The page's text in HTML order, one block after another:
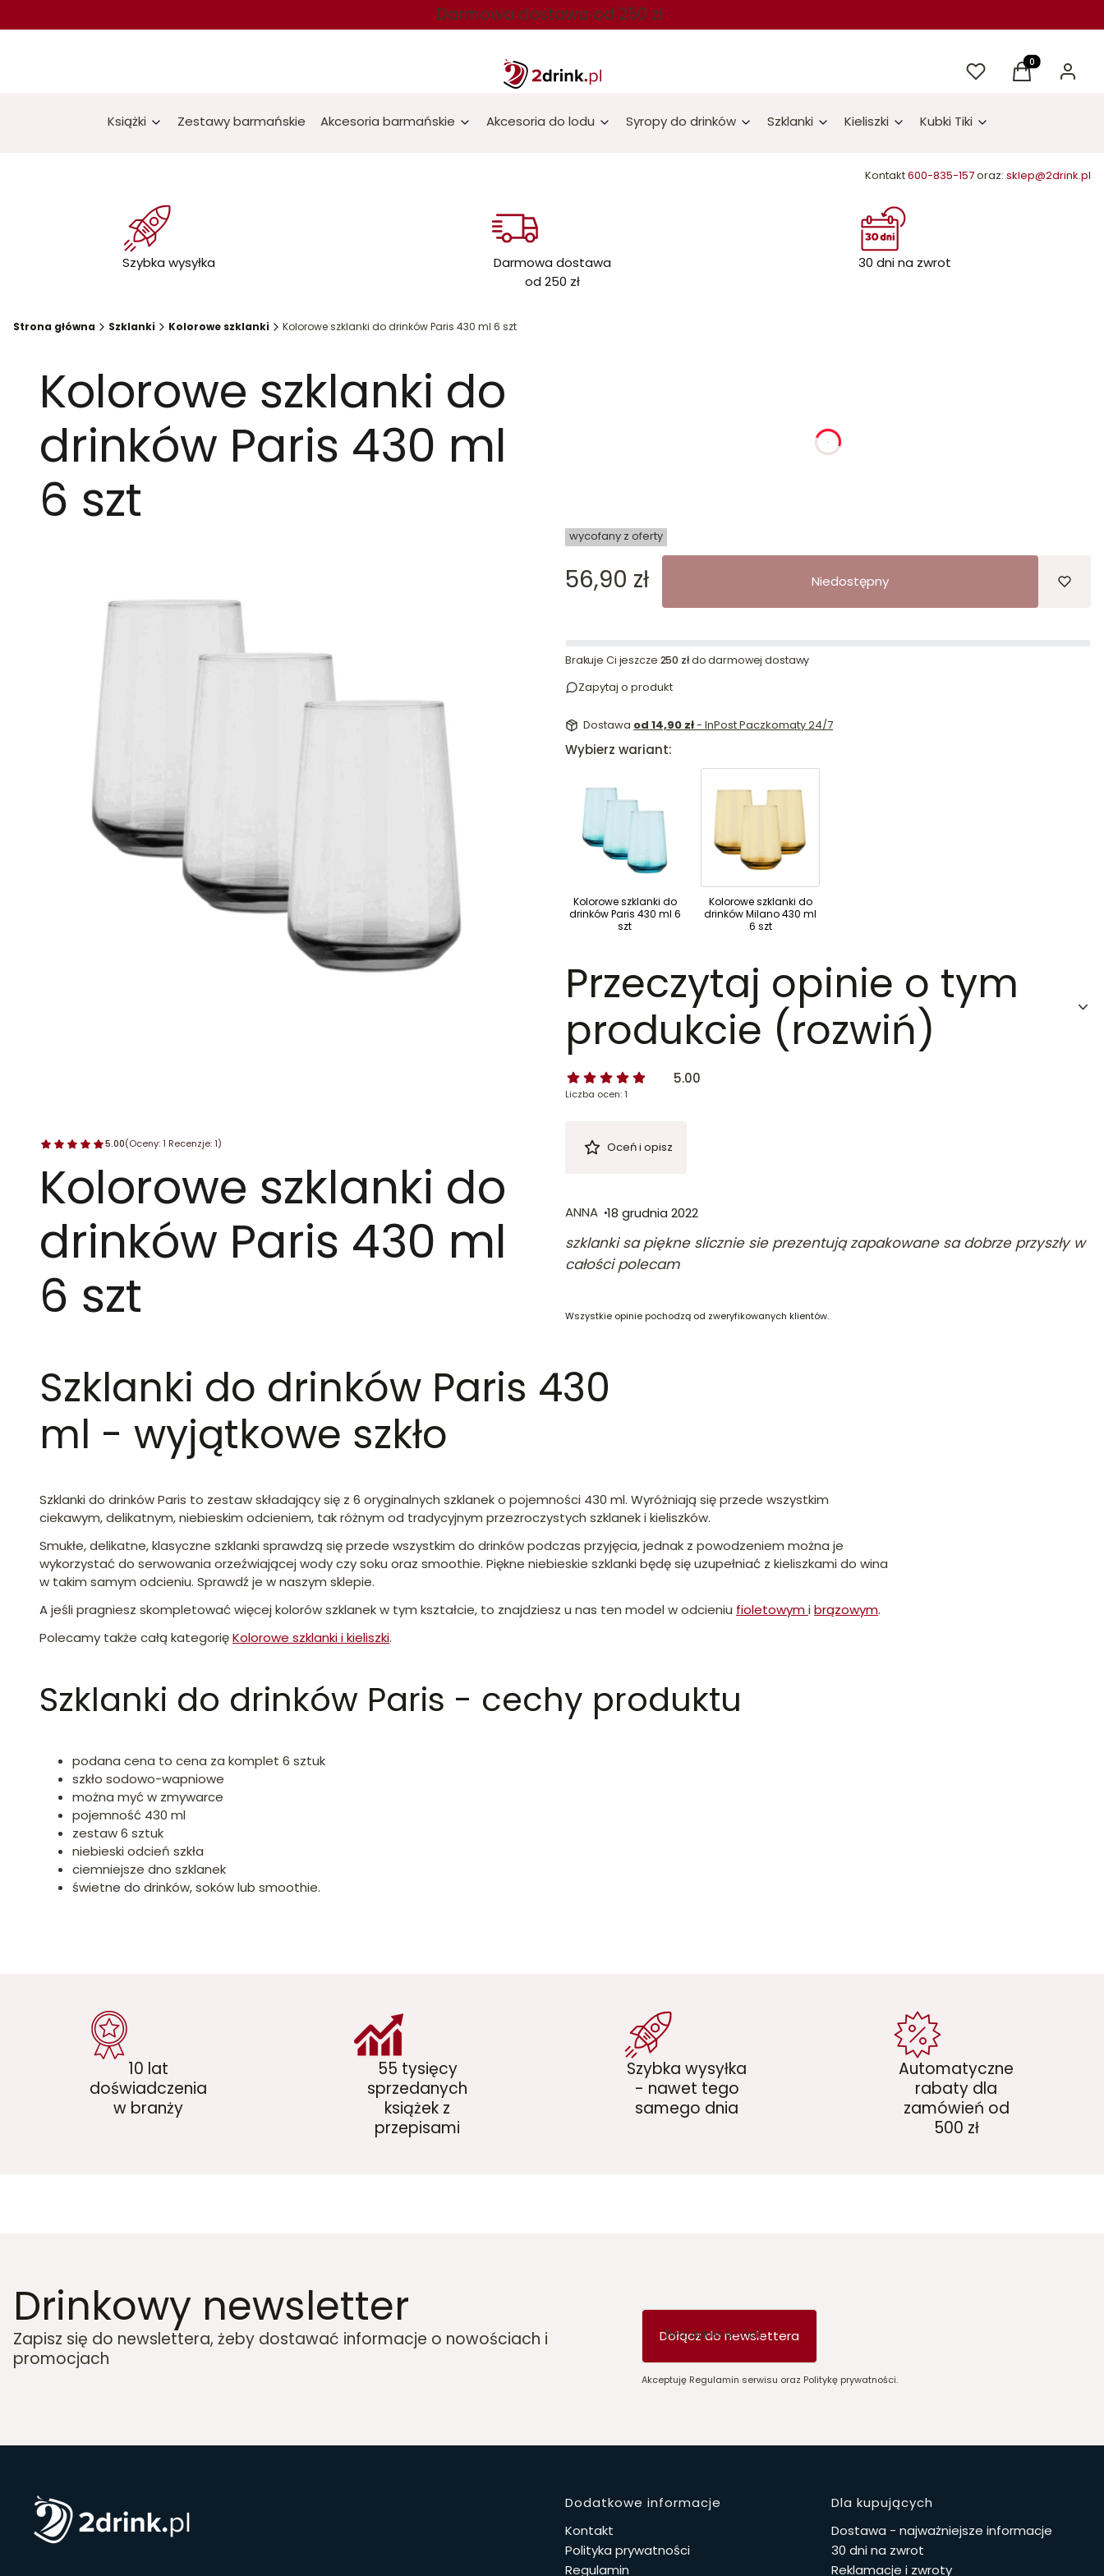
Darmowa dostawa od 250 zł
UlubioneProdukty w
Koszyk Zaloguj
Książki Zestawy barmańskie Akcesoria barmańskie Akcesoria do lodu Syropy do drinków Szklanki Kieliszki Kubki Tiki
Kontakt600-835-157oraz: sklep@2drink.pl
Szybka wysyłka
Darmowa dostawa
od 250 zł
30 dni na zwrot
Strona główna Szklanki Kolorowe szklanki Kolorowe szklanki do drinków Paris 430 ml 6 szt
Kolorowe szklanki do
drinków Paris 430 ml
6 szt
5.00(Oceny: 1 Recenzje: 1)
Kolorowe szklanki do
drinków Paris 430 ml
6 szt
godziny
wycofany z oferty
Cena
56,90 zł Niedostępny
Brakuje Ci jeszcze 250 złdo darmowej dostawy
Zapytaj o produkt
Dostawa od 14,90 zł- InPost Paczkomaty 24/7
Wybierz wariant:
Kolorowe szklanki do
drinków Paris 430 ml 6
szt
Kolorowe szklanki do
drinków Milano 430 ml
6 szt
Przeczytaj opinie o tym
produkcie (rozwiń)
5.00
Liczba ocen: 1
Oceń i opisz
ANNA 18 grudnia 2022
szklanki sa piękne slicznie sie prezentują zapakowane sa dobrze przyszły w
całości polecam
Wszystkie opinie pochodzą od zweryfikowanych klientów.
Szklanki do drinków Paris 430
ml - wyjątkowe szkło
Szklanki do drinków Paris to zestaw składający się z 6 oryginalnych szklanek o pojemności 430 ml. Wyróżniają się przede wszystkim
ciekawym, delikatnym, niebieskim odcieniem, tak różnym od tradycyjnym przezroczystych szklanek i kieliszków.
Smukłe, delikatne, klasyczne szklanki sprawdzą się przede wszystkim do drinków podczas przyjęcia, jednak z powodzeniem można je
wykorzystać do serwowania orzeźwiającej wody czy soku oraz smoothie. Piękne niebieskie szklanki będę się uzupełniać z kieliszkami do wina
w takim samym odcieniu. Sprawdź je w naszym sklepie.
A jeśli pragniesz skompletować więcej kolorów szklanek w tym kształcie, to znajdziesz u nas ten model w odcieniu fioletowymibrązowym.
Polecamy także całą kategorięKolorowe szklanki i kieliszki.
Szklanki do drinków Paris - cechy produktu
podana cena to cena za komplet 6 sztuk
szkło sodowo-wapniowe
można myć w zmywarce
pojemność 430 ml
zestaw 6 sztuk
niebieski odcień szkła
ciemniejsze dno szklanek
świetne do drinków, soków lub smoothie.
10 lat
doświadczenia
w branży
55 tysięcy
sprzedanych
książek z
przepisami
Szybka wysyłka
- nawet tego
samego dnia
Automatyczne
rabaty dla
zamówień od
500 zł
Drinkowy newsletter
Zapisz się do newslettera, żeby dostawać informacje o nowościach i
promocjach
Twój adres e-mail
Dołącz do newslettera
Akceptuję Regulamin serwisu oraz Politykę prywatności.
Linki w stopce
Dodatkowe informacje
Kontakt
Polityka prywatności
Regulamin
Dla kupujących
Dostawa - najważniejsze informacje
30 dni na zwrot
Reklamacje i zwroty